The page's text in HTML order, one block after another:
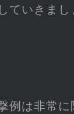
ていきまし
例は非常に